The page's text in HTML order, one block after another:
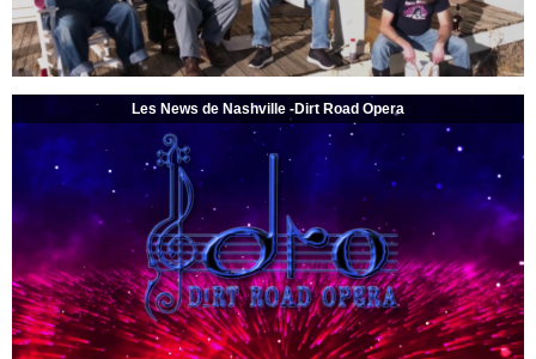
Les News de Nashville -Dirt Road Opera